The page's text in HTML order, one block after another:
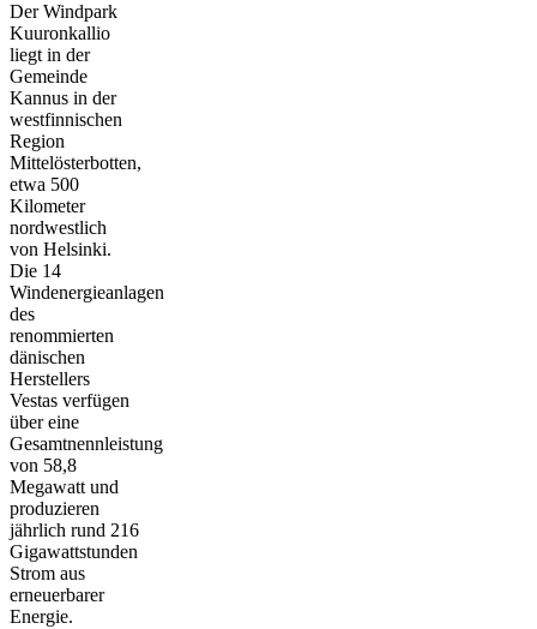
Der Windpark
Kuuronkallio
liegt in der
Gemeinde
Kannus in der
westfinnischen
Region
Mittelösterbotten,
etwa 500
Kilometer
nordwestlich
von Helsinki.
Die 14
Windenergieanlagen
des
renommierten
dänischen
Herstellers
Vestas verfügen
über eine
Gesamtnennleistung
von 58,8
Megawatt und
produzieren
jährlich rund 216
Gigawattstunden
Strom aus
erneuerbarer
Energie.